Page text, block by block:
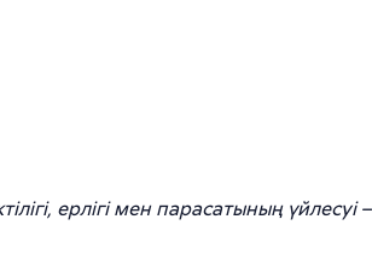
ерлігі мен парасатының үйлесуі –